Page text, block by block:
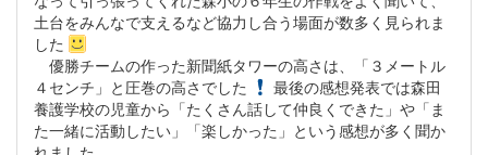
土台をみんなで支えるなど協力し合う場面が数多く見られま
した
優勝チームの作った新聞紙タワーの高さは、「３メートル
４センチ」と圧巻の高さでした
最後の感想発表では森田
養護学校の児童から「たくさん話して仲良くできた」や「ま
た一緒に活動したい」「楽しかった」という感想が多く聞か